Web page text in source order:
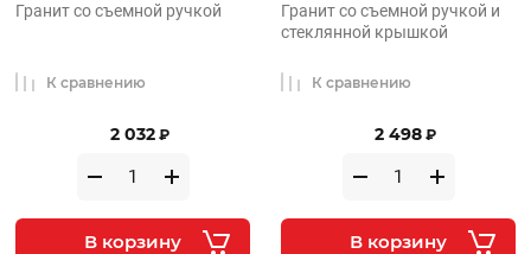
Гранит со съемной ручкой
2 032 ₽
К сравнению
В корзину
Гранит со съемной ручкой и
стеклянной крышкой
2 498 ₽
К сравнению
В корзину